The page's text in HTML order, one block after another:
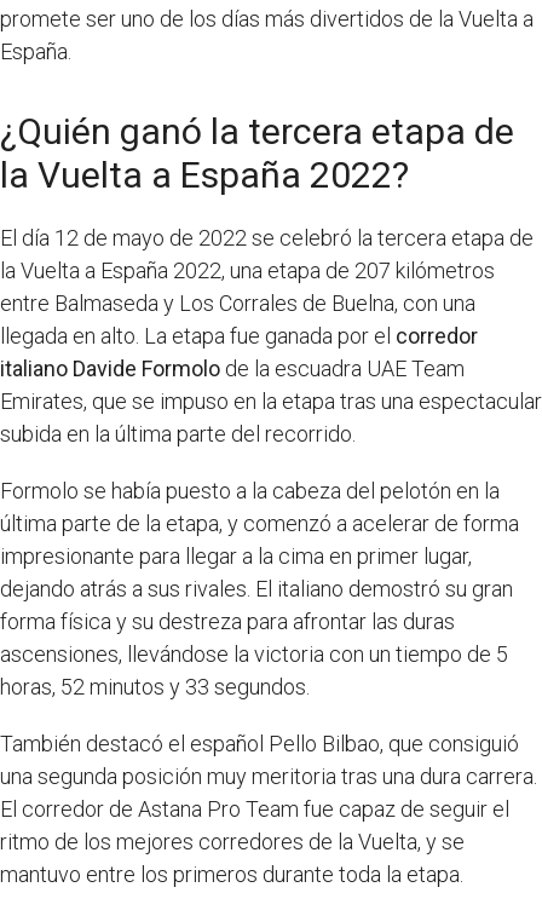
promete ser uno de los días más divertidos de la Vuelta a
España.
¿Quién ganó la tercera etapa de
la Vuelta a España 2022?
El día 12 de mayo de 2022 se celebró la tercera etapa de
la Vuelta a España 2022, una etapa de 207 kilómetros
entre Balmaseda y Los Corrales de Buelna, con una
llegada en alto. La etapa fue ganada por el corredor
italiano Davide Formolo de la escuadra UAE Team
Emirates, que se impuso en la etapa tras una espectacular
subida en la última parte del recorrido.
Formolo se había puesto a la cabeza del pelotón en la
última parte de la etapa, y comenzó a acelerar de forma
impresionante para llegar a la cima en primer lugar,
dejando atrás a sus rivales. El italiano demostró su gran
forma física y su destreza para afrontar las duras
ascensiones, llevándose la victoria con un tiempo de 5
horas, 52 minutos y 33 segundos.
También destacó el español Pello Bilbao, que consiguió
una segunda posición muy meritoria tras una dura carrera.
El corredor de Astana Pro Team fue capaz de seguir el
ritmo de los mejores corredores de la Vuelta, y se
mantuvo entre los primeros durante toda la etapa.